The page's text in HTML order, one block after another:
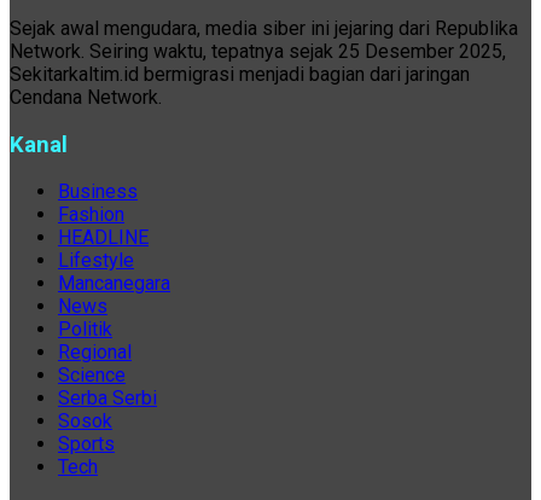
Sejak awal mengudara, media siber ini jejaring dari Republika
Network. Seiring waktu, tepatnya sejak 25 Desember 2025,
Sekitarkaltim.id bermigrasi menjadi bagian dari jaringan
Cendana Network.
Kanal
Business
Fashion
HEADLINE
Lifestyle
Mancanegara
News
Politik
Regional
Science
Serba Serbi
Sosok
Sports
Tech